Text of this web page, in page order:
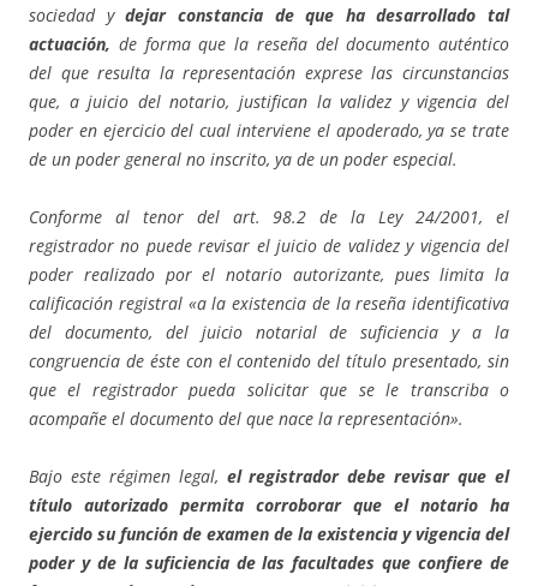
sociedad ydejar constancia de que ha desarrollado tal
actuación, de forma que la reseña del documento auténtico
del que resulta la representación exprese las circunstancias
que, a juicio del notario, justifican la validez y vigencia del
poder en ejercicio del cual interviene el apoderado, ya se trate
de un poder general no inscrito, ya de un poder especial.
Conforme al tenor del art. 98.2 de la Ley 24/2001, el
registrador no puede revisar el juicio de validez y vigencia del
poder realizado por el notario autorizante, pues limita la
calificación registral «a la existencia de la reseña identificativa
del documento, del juicio notarial de suficiencia y a la
congruencia de éste con el contenido del título presentado, sin
que el registrador pueda solicitar que se le transcriba o
acompañe el documento del que nace la representación».
Bajo este régimen legal, el registrador debe revisar que el
título autorizado permita corroborar que el notario ha
ejercido su función de examen de la existencia y vigencia del
poder y de la suficiencia de las facultades que confiere de